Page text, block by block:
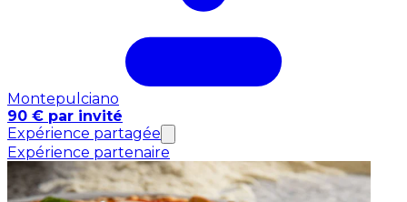
Montepulciano
90 € par invité
Expérience partagée
Expérience partenaire